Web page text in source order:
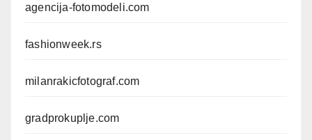
agencija-fotomodeli.com
fashionweek.rs
milanrakicfotograf.com
gradprokuplje.com